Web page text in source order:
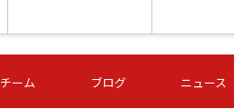
第16節 09/05 (土) 16:00
ＡＧＦ いちご
チーム ブログ ニュース